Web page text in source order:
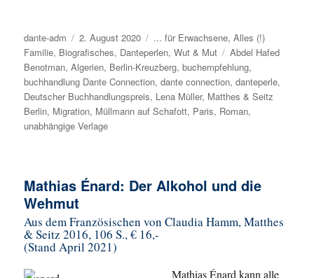
Autor
dante-adm
Veröffentlicht
am
2. August 2020 Kategorien
... für Erwachsene,Alles (!)
Familie, Biografisches, Danteperlen,Wut & Mut Schlagwörter
Abdel Hafed
Benotman,Algerien, Berlin-Kreuzberg,buchempfehlung,
buchhandlung Dante Connection,dante connection,danteperle,
Deutscher Buchhandlungspreis, Lena Müller, Matthes & Seitz
Berlin, Migration, Müllmann auf Schafott, Paris, Roman,
unabhängige Verlage
Mathias Énard: Der Alkohol und die
Wehmut
Aus dem Französischen von Claudia Hamm, Matthes
& Seitz 2016, 106 S., € 16,-
(Stand April 2021)
Mathias Énard kann alle